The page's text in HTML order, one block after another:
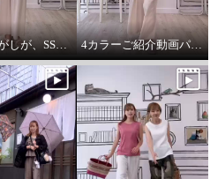
64歳！ひがしが、SSVのベスト最高！推し‼️コーデ 4カラーご紹介動画パーカー付きのインナーは、凄い使えます。